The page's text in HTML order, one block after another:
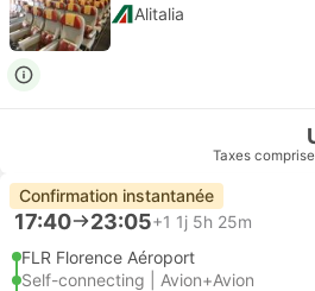
Alitalia
Taxes
Confirmation instantanée
17:40 23:05+1 1j 5h 25m
FLR Florence Aéroport
Self-connecting | Avion+Avion